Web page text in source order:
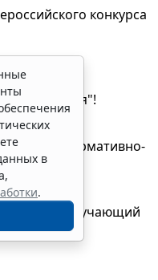
конкурса
XXI
Россия"!
нормативно-
провел обучающий
Искра
в
.